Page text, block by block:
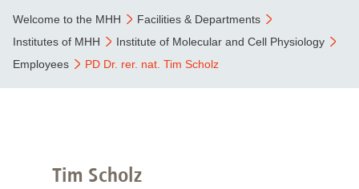
Welcome to the MHH
Facilities & Departments
Institutes of MHH
Institute of Molecular and Cell Physiology
Employees
PD Dr. rer. nat. Tim Scholz
Tim Scholz